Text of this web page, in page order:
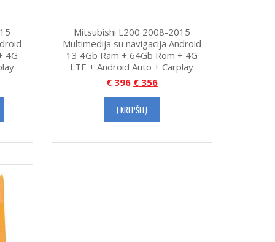
4G
Mitsubishi L200 2008-2015
Multimedija su navigacija Android
13 4Gb Ram + 64Gb Rom + 4G
LTE + Android Auto + Carplay
€396 €356
Į KREPŠELĮ